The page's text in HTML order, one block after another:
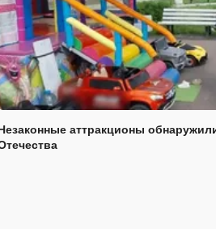
аттракционы